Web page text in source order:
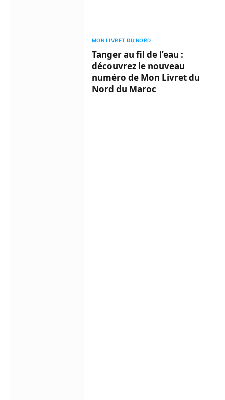
MON LIVRET DU NORD
Tanger au fil de l’eau :
découvrez le nouveau
numéro de Mon Livret du
Nord du Maroc